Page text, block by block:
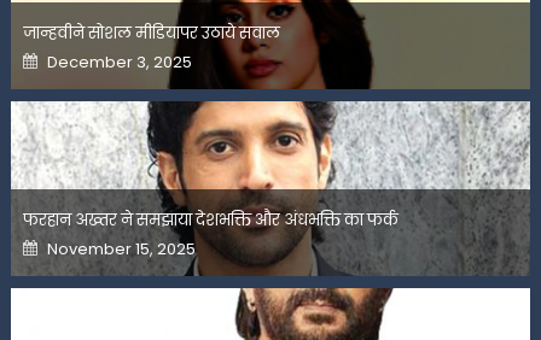
जान्हवीने सोशल मीडियापर उठाये सवाल
Posted
on
December 3, 2025
फरहान अख्तर ने समझाया देशभक्ति और अंधभक्ति का फर्क
Posted
on
November 15, 2025